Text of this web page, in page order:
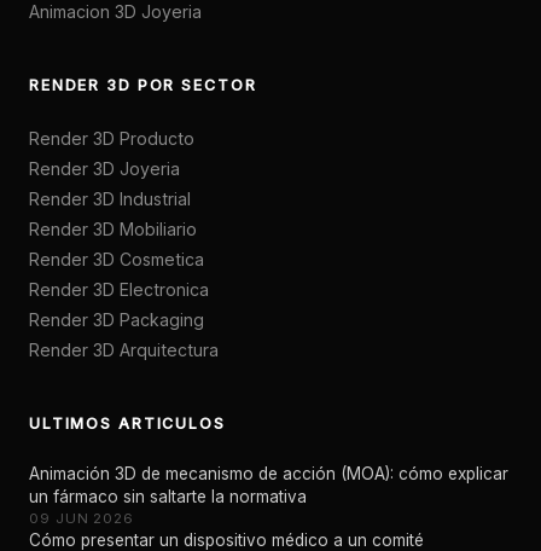
Animacion 3D Joyeria
RENDER 3D POR SECTOR
Render 3D Producto
Render 3D Joyeria
Render 3D Industrial
Render 3D Mobiliario
Render 3D Cosmetica
Render 3D Electronica
Render 3D Packaging
Render 3D Arquitectura
ULTIMOS ARTICULOS
Animación 3D de mecanismo de acción (MOA): cómo explicar
un fármaco sin saltarte la normativa
09 JUN 2026
Cómo presentar un dispositivo médico a un comité